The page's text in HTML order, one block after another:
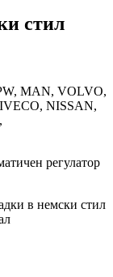
стил
MAN, VOLVO,
NISSAN,
регулатор
в немски стил